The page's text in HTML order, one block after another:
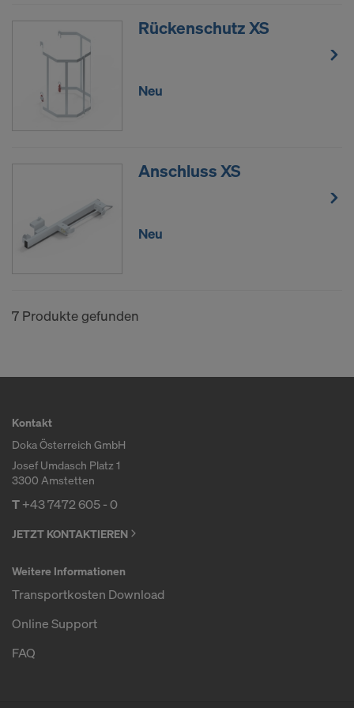
Rückenschutz XS
Neu
Anschluss XS
Neu
7 Produkte gefunden
Kontakt
Doka Österreich GmbH
Josef Umdasch Platz 1
3300 Amstetten
T+43 7472 605 - 0
JETZT KONTAKTIEREN
Weitere Informationen
Transportkosten Download
Online Support
FAQ
Zukunft widerrufen, indem Sie zB aufCookie
Einstellungen
Sie in unserer
Datenschutzerklärung
Ihnen auch die Möglichkeit, Ihre Cookies
auszuwählen (Erweiterte Cookie-Einstellungen).
SIND SIE MIT DER VERARBEITUNG
VON COOKIES UND DER
ÜBERMITTLUNG IHRER
PERSONENBEZOGENEN DATEN IN
DIE USA EINVERSTANDEN?